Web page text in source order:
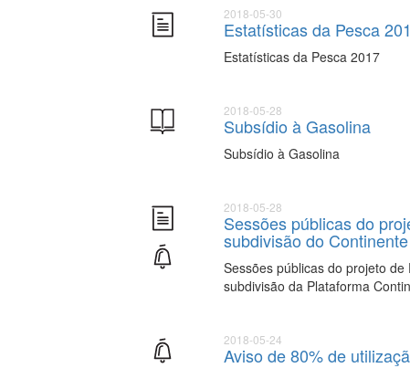
2018-05-30
Estatísticas da Pesca
Estatísticas da Pesca 2017
2018-05-28
Subsídio à Gasolina
Subsídio à Gasolina
2018-05-28
Sessões públicas do
subdivisão do
Sessões públicas do projeto
subdivisão da Plataforma
2018-05-24
Aviso de 80% de